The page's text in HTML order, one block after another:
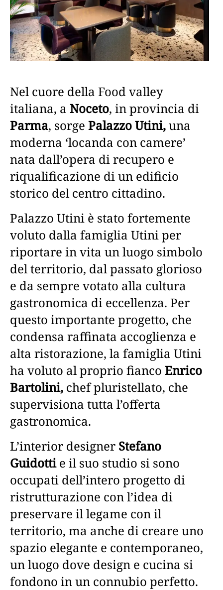
Nel cuore della Food valley
italiana, a Noceto, in provincia di
Parma, sorge Palazzo Utini,una
moderna ‘locanda con camere’
nata dall’opera di recupero e
riqualificazione di un edificio
storico del centro cittadino.
Palazzo Utini è stato fortemente
voluto dalla famiglia Utini per
riportare in vita un luogo simbolo
del territorio, dal passato glorioso
e da sempre votato alla cultura
gastronomica di eccellenza. Per
questo importante progetto, che
condensa raffinata accoglienza e
alta ristorazione, la famiglia Utini
ha voluto al proprio fianco Enrico
Bartolini, chef pluristellato, che
supervisiona tutta l’offerta
gastronomica.
L’interior designer Stefano
Guidottie il suo studio si sono
occupati dell’intero progetto di
ristrutturazione con l’idea di
preservare il legame con il
territorio, ma anche di creare uno
spazio elegante e contemporaneo,
un luogo dove design e cucina si
fondono in un connubio perfetto.